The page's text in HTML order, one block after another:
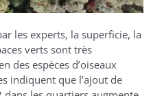
les experts, la superficie, la
verts sont très
des espèces d’oiseaux
indiquent que l’ajout de